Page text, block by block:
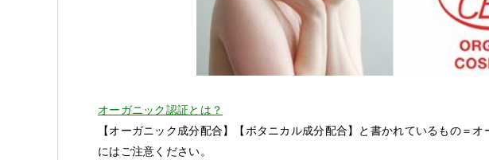
オーガニック認証とは？
【オーガニック成分配合】【ボタニカル成分配合】と書かれているもの＝
にはご注意ください。